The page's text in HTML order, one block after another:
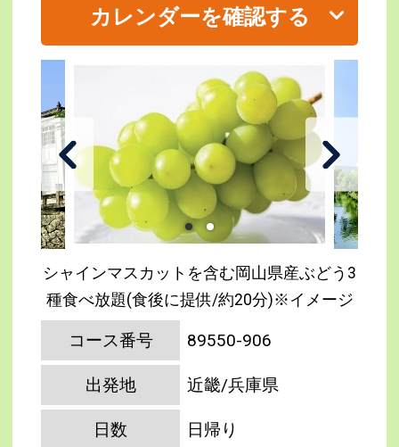
カレンダーを確認する
シャインマスカットを含む岡山県産ぶどう3
種食べ放題(食後に提供/約20分)※イメージ
コース番号 89550-906
出発地 近畿/兵庫県
日数 日帰り